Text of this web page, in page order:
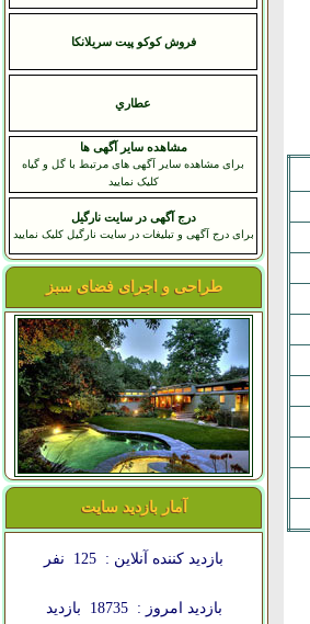
فروش کوکو پیت سریلانکا
عطاري
مشاهده سایر آگهی ها
برای مشاهده سایر آگهی های مرتبط با گل و گیاه
کلیک نمایید
درج آگهی در سایت نارگیل
برای درج آگهی و تبلیغات در سایت نارگیل کلیک نمایید
طراحی و اجرای فضای سبز
آمار بازدید سایت
بازدید کننده آنلاین : 125 نفر
بازدید امروز : 18735 بازدید